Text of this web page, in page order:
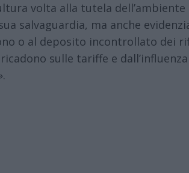
volta alla tutela dell’ambiente
salvaguardia, ma anche
o al deposito incontrollato dei
sulle tariffe e